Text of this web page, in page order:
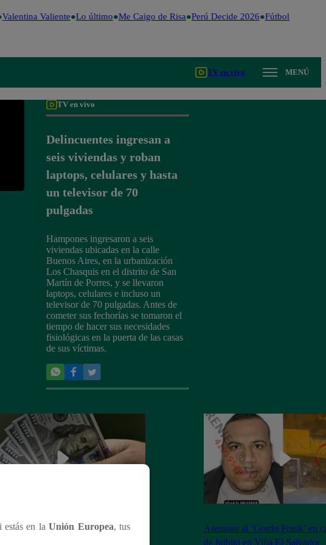
Valiente Lo último Me Caigo de Risa Perú Decide 2026 Fútbol peruano
TV en vivo MENÚ
TV en vivo
Delincuentes ingresan a
seis viviendas y roban
laptops, celulares y hasta
un televisor de 70
pulgadas
Hampones ingresaron a seis
viviendas ubicadas en la calle
Buenos Aires, en la urbanización
Los Chasquis en el distrito de San
Martín de Porres, y se llevaron
laptops, celulares e incluso un
televisor de 70 pulgadas. Antes de
cometer sus fechorías se tomaron el
tiempo de hacer sus necesidades
fisiológicas en la puerta de las casas
de sus víctimas.
está el dólar HOY? Precio
Asesinan al ‘Gordo Frank’ en
de fulbito en Villa El Salvador
estás en laUnión Europea, tus